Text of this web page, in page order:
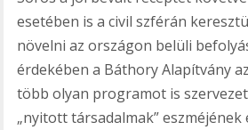
esetében is a civil szférán
növelni az országon belüli
érdekében a Báthory Alapítvány
több olyan programot is
„nyitott társadalmak” eszméjének